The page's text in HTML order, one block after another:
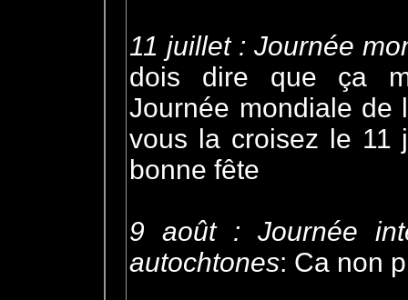
11 juillet : Journée
dois dire que ça
Journée mondiale de
vous la croisez le 11
bonne fête
9 août : Journée
autochtones: Ca non